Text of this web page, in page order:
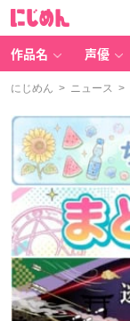
作品名 声優
にじめん > ニュース >